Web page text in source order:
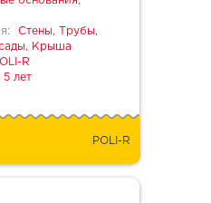
Стены, Трубы,
Крыша
R
5 лет
POLI-R